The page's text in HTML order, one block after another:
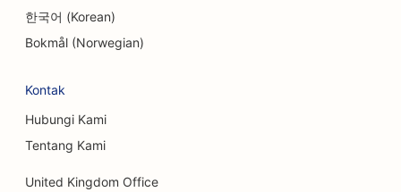
SEO untuk Restoran Farm-to-Table
SEO untuk Layanan Keuangan
SEO untuk Restoran Mewah
SEO untuk Restoran Cepat Saji
한국어 (Korean)
Bokmål (Norwegian)
Kontak
Hubungi Kami
Tentang Kami
United Kingdom Office